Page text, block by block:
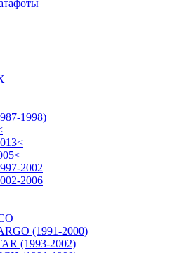
1998)
2002
2006
(1991-2000)
(1993-2002)